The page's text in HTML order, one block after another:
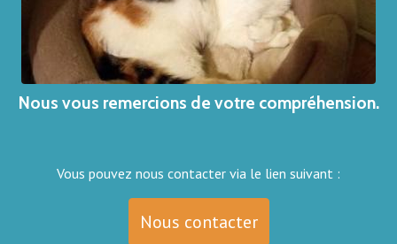
Nous vous remercions de votre compréhension.
Vous pouvez nous contacter via le lien suivant :
Nous contacter